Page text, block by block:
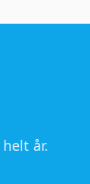
år.